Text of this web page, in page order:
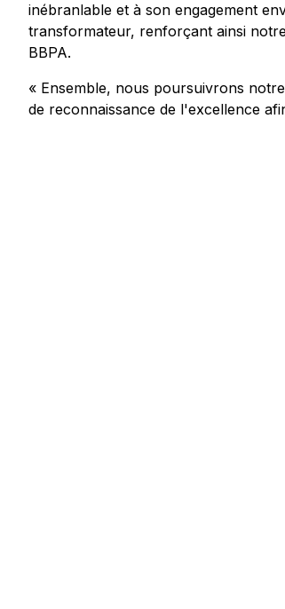
inébranlable et à son engagement
transformateur, renforçant ainsi
BBPA.
« Ensemble, nous poursuivrons
de reconnaissance de l'excellence